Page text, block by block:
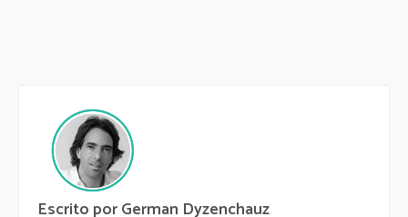
Escrito por German Dyzenchauz